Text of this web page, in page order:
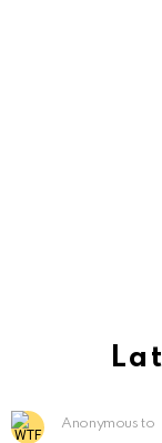
Anonymous to